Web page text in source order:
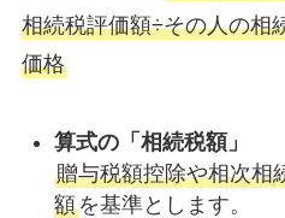
相続税評価額​÷その人の相
価格
算式の「相続税額」
贈与税額控除や相次相
額を基準とします。